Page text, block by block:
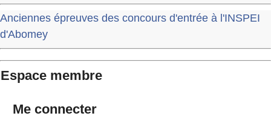
Anciennes épreuves des concours d'entrée à l'INSPEI
d'Abomey
Espace membre
Me connecter